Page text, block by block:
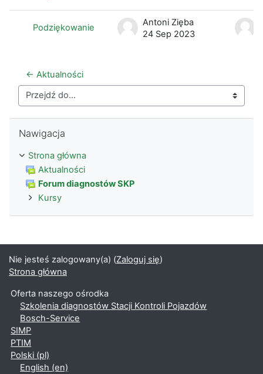
Podziękowanie
Antoni Zięba
24 Sep 2023
← Aktualności
Przejdź do...
Nawigacja
Strona główna
Aktualności
Forum diagnostów SKP
Kursy
Nie jesteś zalogowany(a) (Zaloguj się)
Strona główna
Oferta naszego ośrodka
Szkolenia diagnostów Stacji Kontroli Pojazdów
Bosch-Service
SIMP
PTIM
Polski ‎(pl)‎
English ‎(en)‎